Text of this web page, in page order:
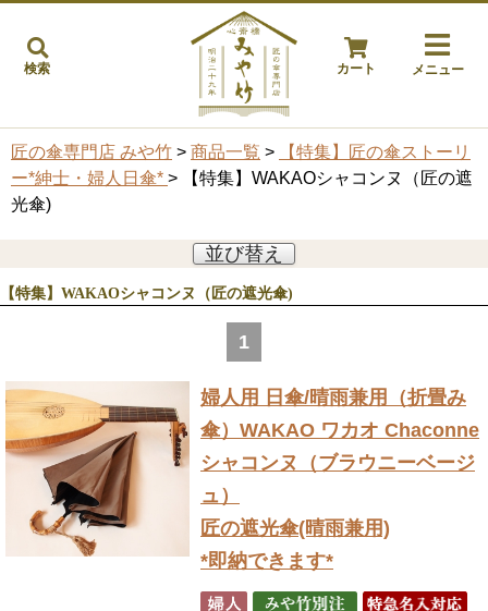
検索 カート メニュー
匠の傘専門店 みや竹 > 商品一覧 >
【特集】匠の傘ストーリ
ー*紳士・婦人日傘* > 【特集】WAKAOシャコンヌ（匠の遮
光傘)
並び替え
【特集】WAKAOシャコンヌ（匠の遮光傘)
1
婦人用 日傘/晴雨兼用（折畳み
傘） WAKAO ワカオ Chaconne
シャコンヌ（ブラウニーベージ
ュ）
匠の遮光傘(晴雨兼用)
*即納できます*